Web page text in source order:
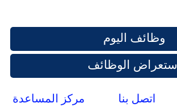
وظائف اليوم
استعراض الوظائف
اتصل بنا مركز المساعدة